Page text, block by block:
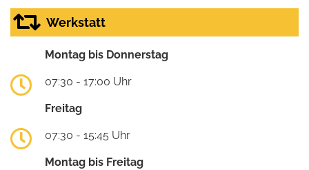
Werkstatt
Montag bis Donnerstag
07:30 - 17:00 Uhr
Freitag
07:30 - 15:45 Uhr
Montag bis Freitag